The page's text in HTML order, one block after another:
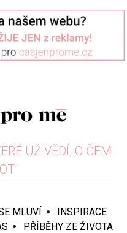
UŽ VĚDÍ, O ČEM
MLUVÍ
INSPIRACE
PŘÍBĚHY ZE ŽIVOTA